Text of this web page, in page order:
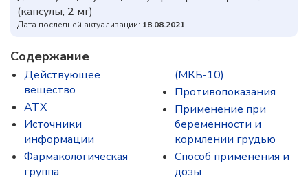
(капсулы, 2 мг)
Дата последней актуализации: 18.08.2021
Содержание
Действующее
вещество
ATX
Источники
информации
Фармакологическая
группа
(МКБ-10)
Противопоказания
Применение при
беременности и
кормлении грудью
Способ применения и
дозы